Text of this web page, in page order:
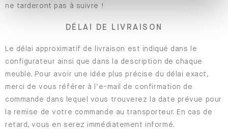
ne tarderont pas à suivre !
DÉLAI DE LIVRAISON
Le délai approximatif de livraison est indiqué dans le
configurateur ainsi que dans la description de chaque
meuble. Pour avoir une idée plus précise du délai exact,
merci de vous référer à l’e-mail de confirmation de
commande dans lequel vous trouverez la date prévue pour
la remise de votre commande au transporteur. En cas de
retard, vous en serez immédiatement informé.